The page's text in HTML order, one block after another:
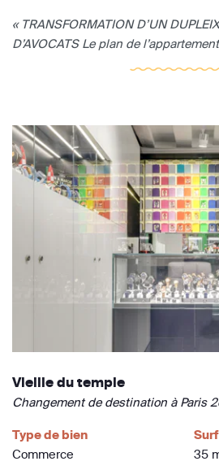
« TRANSFORMATION D’UN
D’AVOCATS Le plan de
Vieille du temple
Changement de destination à Paris
Type de bien
Commerce
35